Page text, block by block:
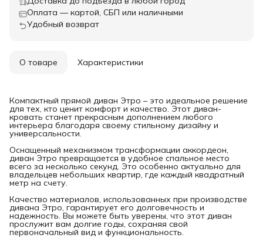
Оплата — картой, СБП или наличными
Удобный возврат
О товаре Характеристики
Компактный прямой диван Этро – это идеальное решение
для тех, кто ценит комфорт и качество. Этот диван-
кровать станет прекрасным дополнением любого
интерьера благодаря своему стильному дизайну и
универсальности.
Оснащенный механизмом трансформации аккордеон,
диван Этро превращается в удобное спальное место
всего за несколько секунд. Это особенно актуально для
владельцев небольших квартир, где каждый квадратный
метр на счету.
Качество материалов, использованных при производстве
дивана Этро, гарантирует его долговечность и
надежность. Вы можете быть уверены, что этот диван
прослужит вам долгие годы, сохраняя свой
первоначальный вид и функциональность.